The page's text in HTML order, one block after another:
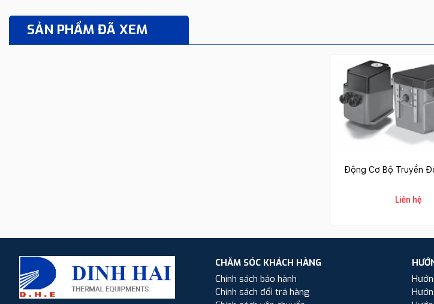
SẢN PHẨM ĐÃ XEM
Động Cơ Bộ Truyền
Liên hệ
CHĂM SÓC KHÁCH HÀNG
Chính sách bảo hành
Chính sách đổi trả hàng